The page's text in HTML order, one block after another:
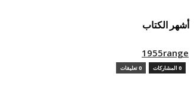
أشهر الكتاب
1955range
0 المشاركات 0 تعليقات